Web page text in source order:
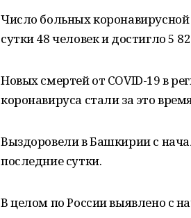
Число больных
сутки 48 человек и достигло 5
Новых смертей от COVID-19 в
коронавируса стали за это
Выздоровели в Башкирии с
последние сутки.
В целом по России выявлено с